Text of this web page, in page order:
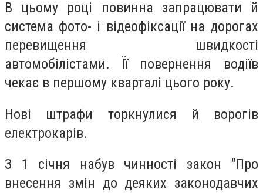
В цьому році повинна запрацювати й
система фото- і відеофіксації на дорогах
перевищення швидкості
автомобілістами. Її повернення водіїв
чекає в першому кварталі цього року.
Нові штрафи торкнулися й ворогів
електрокарів.
З 1 січня набув чинності закон "Про
внесення змін до деяких законодавчих